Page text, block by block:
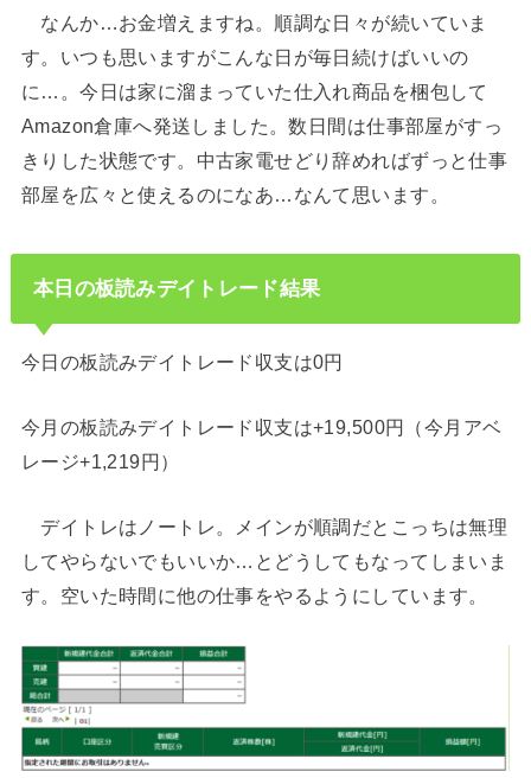
なんか…お金増えますね。順調な日々が続いていま
す。いつも思いますがこんな日が毎日続けばいいの
に…。今日は家に溜まっていた仕入れ商品を梱包して
Amazon倉庫へ発送しました。数日間は仕事部屋がすっ
きりした状態です。中古家電せどり辞めればずっと仕事
部屋を広々と使えるのになあ…なんて思います。
本日の板読みデイトレード結果
今日の板読みデイトレード収支は0円
今月の板読みデイトレード収支は+19,500円（今月アベ
レージ+1,219円）
デイトレはノートレ。メインが順調だとこっちは無理
してやらないでもいいか…とどうしてもなってしまいま
す。空いた時間に他の仕事をやるようにしています。